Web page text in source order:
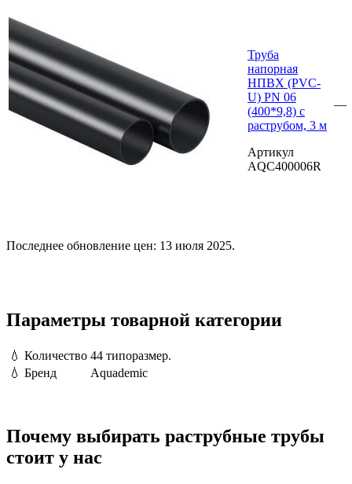
Труба
напорная
НПВХ (PVC-
U) PN 06
(400*9,8) с
раструбом, 3 м
Артикул
AQC400006R
—
Последнее обновление цен: 13 июля 2025.
Параметры товарной категории
💧 Количество 44 типоразмер.
💧 Бренд Aquademic
Почему выбирать раструбные трубы
стоит у нас